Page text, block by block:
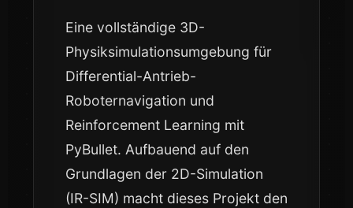
Eine vollständige 3D-
Physiksimulationsumgebung für
Differential-Antrieb-
Roboternavigation und
Reinforcement Learning mit
PyBullet. Aufbauend auf den
Grundlagen der 2D-Simulation
(IR-SIM) macht dieses Projekt den